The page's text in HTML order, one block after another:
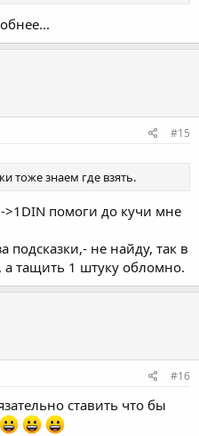
#15
тоже знаем где взять.
>1DIN помоги до кучи мне
не найду, так в
а тащить 1 штуку обломно.
#16
ставить что бы